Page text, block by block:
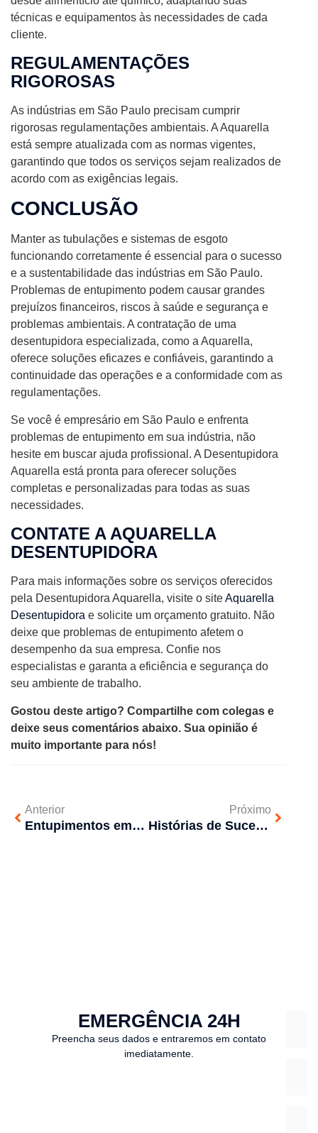
técnicas e equipamentos às necessidades de cada
cliente.
REGULAMENTAÇÕES
RIGOROSAS
As indústrias em São Paulo precisam cumprir
rigorosas regulamentações ambientais. A Aquarella
está sempre atualizada com as normas vigentes,
garantindo que todos os serviços sejam realizados de
acordo com as exigências legais.
CONCLUSÃO
Manter as tubulações e sistemas de esgoto
funcionando corretamente é essencial para o sucesso
e a sustentabilidade das indústrias em São Paulo.
Problemas de entupimento podem causar grandes
prejuízos financeiros, riscos à saúde e segurança e
problemas ambientais. A contratação de uma
desentupidora especializada, como a Aquarella,
oferece soluções eficazes e confiáveis, garantindo a
continuidade das operações e a conformidade com as
regulamentações.
Se você é empresário em São Paulo e enfrenta
problemas de entupimento em sua indústria, não
hesite em buscar ajuda profissional. A Desentupidora
Aquarella está pronta para oferecer soluções
completas e personalizadas para todas as suas
necessidades.
CONTATE A AQUARELLA
DESENTUPIDORA
Para mais informações sobre os serviços oferecidos
pela Desentupidora Aquarella, visite o siteAquarella
Desentupidora e solicite um orçamento gratuito. Não
deixe que problemas de entupimento afetem o
desempenho da sua empresa. Confie nos
especialistas e garanta a eficiência e segurança do
seu ambiente de trabalho.
Gostou deste artigo? Compartilhe com colegas e
deixe seus comentários abaixo. Sua opinião é
muito importante para nós!
Anterior
Entupimentos em cozinhas: como evitar problemas com gordura e alimentos
Próximo
Histórias de Sucesso: Casos Resolvidos pela Aquarella Desentupidora em São Paulo
EMERGÊNCIA 24H
Preencha seus dados e entraremos em contato
imediatamente.